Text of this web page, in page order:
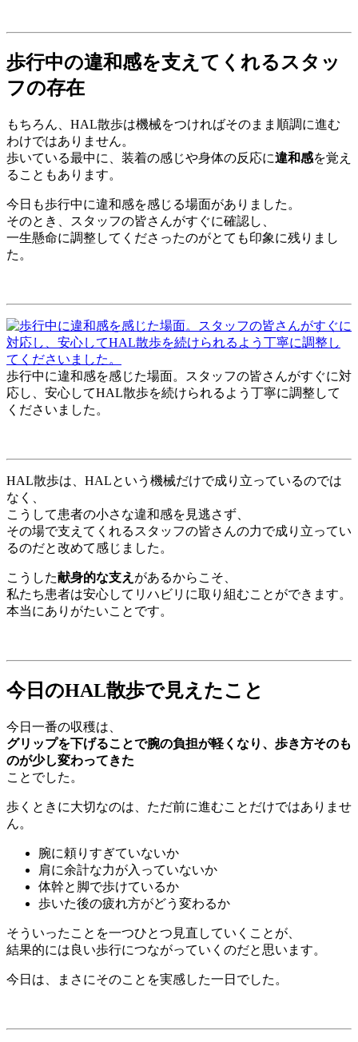
歩行中の違和感を支えてくれるスタッ
フの存在
もちろん、HAL散歩は機械をつければそのまま順調に進む
わけではありません。
歩いている最中に、装着の感じや身体の反応に違和感を覚え
ることもあります。
今日も歩行中に違和感を感じる場面がありました。
そのとき、スタッフの皆さんがすぐに確認し、
一生懸命に調整してくださったのがとても印象に残りまし
た。
歩行中に違和感を感じた場面。スタッフの皆さんがすぐに対
応し、安心してHAL散歩を続けられるよう丁寧に調整して
くださいました。
HAL散歩は、HALという機械だけで成り立っているのでは
なく、
こうして患者の小さな違和感を見逃さず、
その場で支えてくれるスタッフの皆さんの力で成り立ってい
るのだと改めて感じました。
こうした献身的な支え があるからこそ、
私たち患者は安心してリハビリに取り組むことができます。
本当にありがたいことです。
今日のHAL散歩で見えたこと
今日一番の収穫は、
グリップを下げることで腕の負担が軽くなり、歩き方そのも
のが少し変わってきた
ことでした。
歩くときに大切なのは、ただ前に進むことだけではありませ
ん。
腕に頼りすぎていないか
肩に余計な力が入っていないか
体幹と脚で歩けているか
歩いた後の疲れ方がどう変わるか
そういったことを一つひとつ見直していくことが、
結果的には良い歩行につながっていくのだと思います。
今日は、まさにそのことを実感した一日でした。